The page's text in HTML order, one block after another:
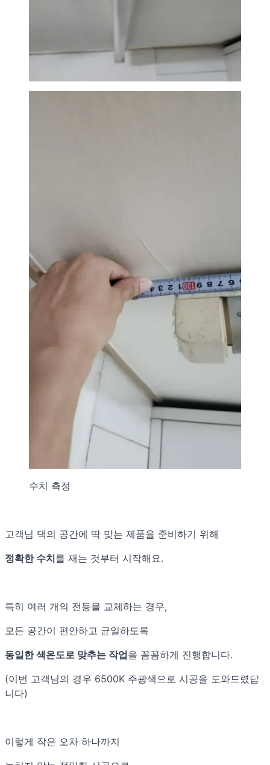
수치 측정
고객님 댁의 공간에 딱 맞는 제품을 준비하기 위해
정확한 수치를 재는 것부터 시작해요.
특히 여러 개의 전등을 교체하는 경우,
모든 공간이 편안하고 균일하도록
동일한 색온도로 맞추는 작업을 꼼꼼하게 진행합니다.
(이번 고객님의 경우 6500K 주광색으로 시공을 도와드렸답
니다)
이렇게 작은 오차 하나까지